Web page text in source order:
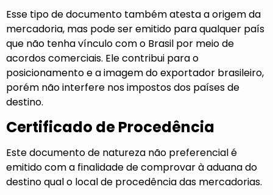
Esse tipo de documento também atesta a origem da
mercadoria, mas pode ser emitido para qualquer país
que não tenha vínculo com o Brasil por meio de
acordos comerciais. Ele contribui para o
posicionamento e a imagem do exportador brasileiro,
porém não interfere nos impostos dos países de
destino.
Certificado de Procedência
Este documento de natureza não preferencial é
emitido com a finalidade de comprovar à aduana do
destino qual o local de procedência das mercadorias.